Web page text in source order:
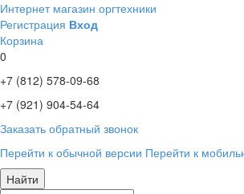
Интернет магазин оргтехники
Регистрация Вход
Корзина
0
+7 (812) 578-09-68
+7 (921) 904-54-64
Заказать обратный звонок
Перейти к обычной версии Перейти к
Найти